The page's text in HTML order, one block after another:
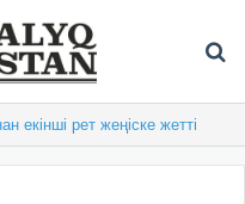
екінші рет жеңіске жетті